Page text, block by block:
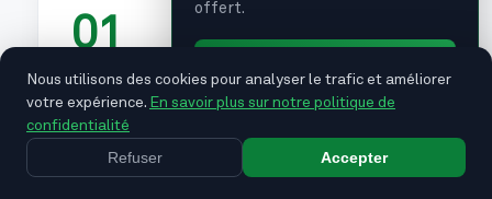
Nous utilisons des cookies pour analyser le trafic et améliorer
votre expérience. En savoir plus sur notre politique de
confidentialité
Refuser Accepter
01
Définition sur mesure
Polyright travaille en étroite collaboration
avec votre établissement pour définir une
offert.